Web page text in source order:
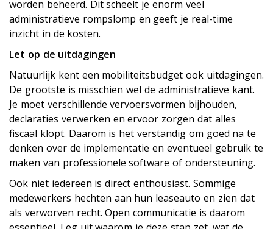
worden beheerd. Dit scheelt je enorm veel
administratieve rompslomp en geeft je real-time
inzicht in de kosten.
Let op de uitdagingen
Natuurlijk kent een mobiliteitsbudget ook uitdagingen.
De grootste is misschien wel de administratieve kant.
Je moet verschillende vervoersvormen bijhouden,
declaraties verwerken en ervoor zorgen dat alles
fiscaal klopt. Daarom is het verstandig om goed na te
denken over de implementatie en eventueel gebruik te
maken van professionele software of ondersteuning.
Ook niet iedereen is direct enthousiast. Sommige
medewerkers hechten aan hun leaseauto en zien dat
als verworven recht. Open communicatie is daarom